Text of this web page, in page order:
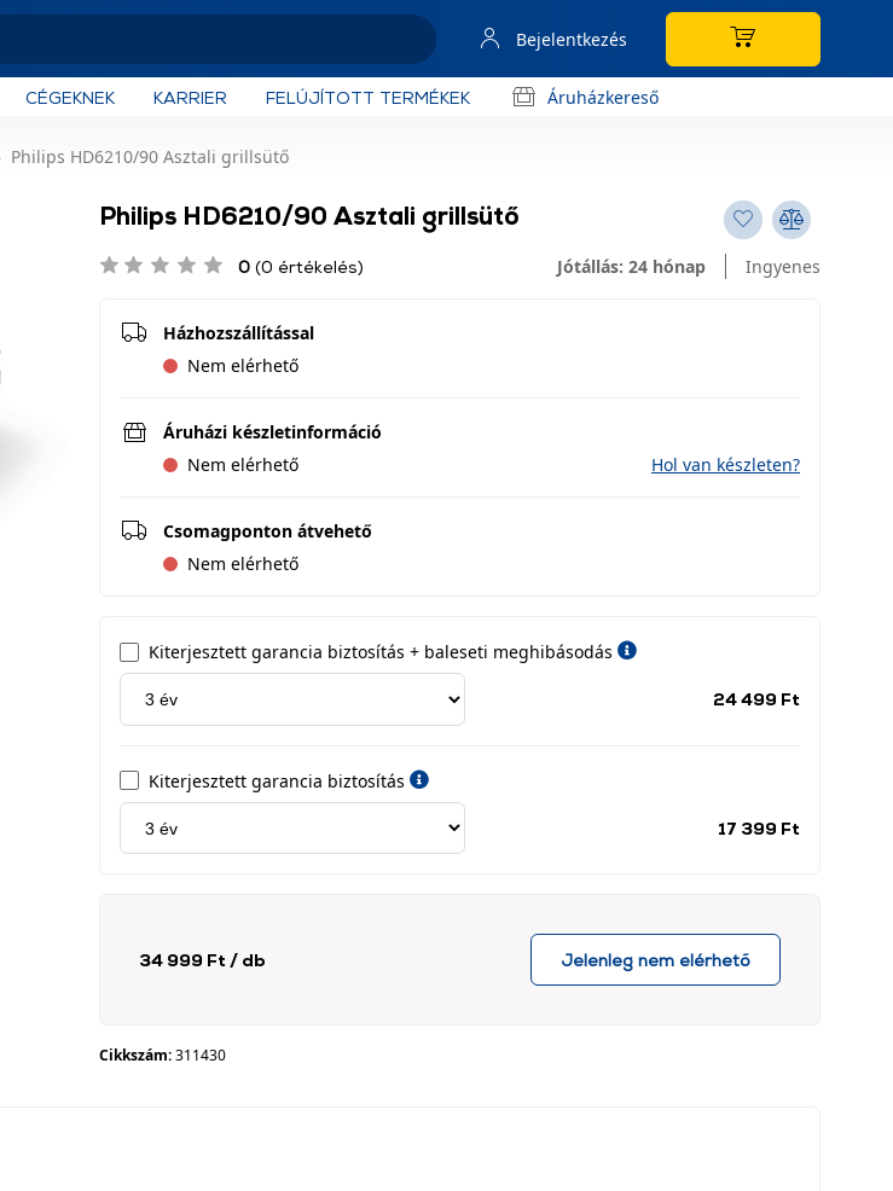
Bejelentkezés
CÉGEKNEK KARRIER FELÚJÍTOTT TERMÉKEK Áruházkereső
Philips HD6210/90 Asztali grillsütő
Philips HD6210/90 Asztali grillsütő
0 (0 értékelés) Jótállás: 24 hónap Ingyenes
Házhozszállítással
Nem elérhető
Áruházi készletinformáció
Nem elérhető
Hol van készleten?
Csomagponton átvehető
Nem elérhető
Kiterjesztett garancia biztosítás + baleseti meghibásodás
időszak
24 499 Ft
Kiterjesztett garancia biztosítás
időszak
17 399 Ft
34 999 Ft / db Jelenleg nem elérhető
Cikkszám:311430